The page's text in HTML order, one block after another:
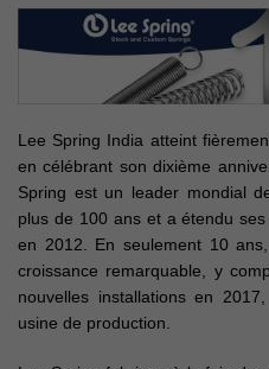
Lee Spring India atteint
en célébrant son dixième
Spring est un leader mondial
plus de 100 ans et a étendu
en 2012. En seulement 10
croissance remarquable, y
nouvelles installations en
usine de production.